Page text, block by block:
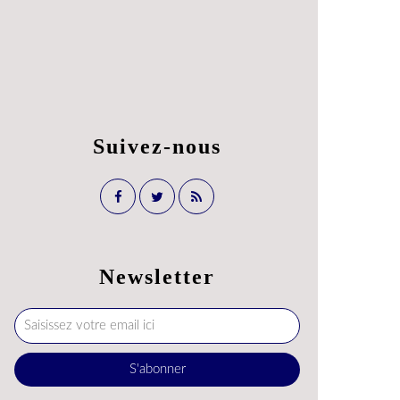
Newsletter
Suivez-nous